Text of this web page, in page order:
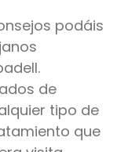
podáis
de
tipo de
que